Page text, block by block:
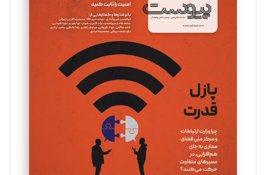
مینا پاکدل
یسنا امان‌پور
تحریریه
ملینا جعفری
تحریریه